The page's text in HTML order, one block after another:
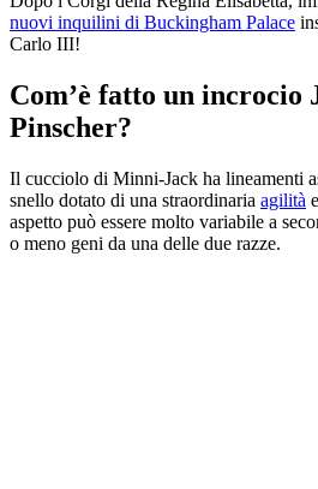
nuovi inquilini di Buckingham Palace
Carlo III!
Com’è fatto un incrocio
Pinscher?
Il cucciolo di Minni-Jack ha lineamenti
snello dotato di una straordinaria agilità
aspetto può essere molto variabile a
o meno geni da una delle due razze.